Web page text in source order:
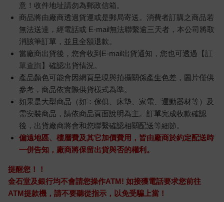
意！收件地址請勿為郵政信箱。
商品將由廠商透過貨運或是郵局寄送。消費者訂購之商品若
無法送達，經電話或 E-mail無法聯繫逾三天者，本公司將取
消該筆訂單，並且全額退款。
當廠商出貨後，您會收到E-mail出貨通知，您也可透過【訂
單查詢】確認出貨情況。
產品顏色可能會因網頁呈現與拍攝關係產生色差，圖片僅供
參考，商品依實際供貨樣式為準。
如果是大型商品（如：傢俱、床墊、家電、運動器材等）及
需安裝商品，請依商品頁面說明為主。訂單完成收款確認
後，出貨廠商將會和您聯繫確認相關配送等細節。
偏遠地區、樓層費及其它加價費用，皆由廠商於約定配送時
一併告知，廠商將保留出貨與否的權利。
提醒您！！
金石堂及銀行均不會請您操作ATM! 如接獲電話要求您前往
ATM提款機，請不要聽從指示，以免受騙上當！